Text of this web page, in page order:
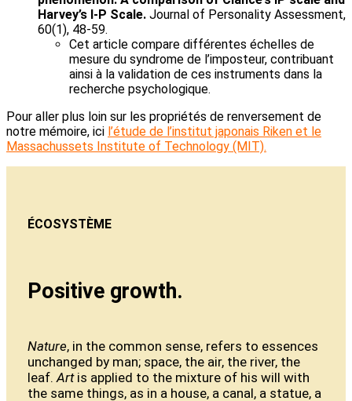
Harvey’s I-P Scale. Journal of Personality Assessment,
60(1), 48-59.
Cet article compare différentes échelles de
mesure du syndrome de l’imposteur, contribuant
ainsi à la validation de ces instruments dans la
recherche psychologique.
Pour aller plus loin sur les propriétés de renversement de
notre mémoire, ici l’étude de l’institut japonais Riken et le
Massachussets Institute of Technology (MIT).
ÉCOSYSTÈME
Positive growth.
Nature, in the common sense, refers to essences
unchanged by man; space, the air, the river, the
leaf.Artis applied to the mixture of his will with
the same things, as in a house, a canal, a statue, a